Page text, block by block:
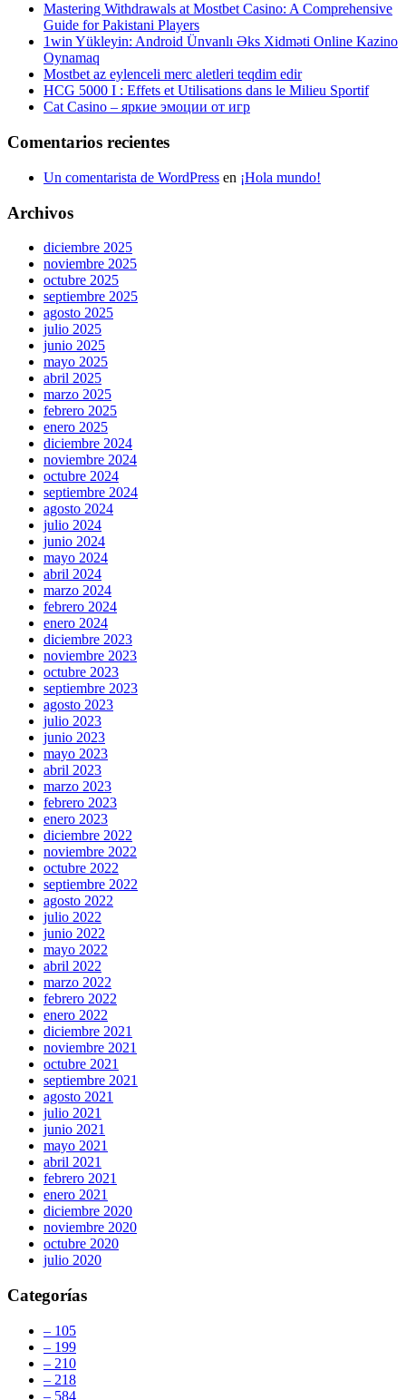
Mastering Withdrawals at Mostbet Casino: A Comprehensive
Guide for Pakistani Players
1win Yükleyin: Android Ünvanlı Əks Xidməti Online Kazino
Oynamaq
Mostbet az eylenceli merc aletleri teqdim edir
HCG 5000 I : Effets et Utilisations dans le Milieu Sportif
Cat Casino – яркие эмоции от игр
Comentarios recientes
Un comentarista de WordPress en ¡Hola mundo!
Archivos
diciembre 2025
noviembre 2025
octubre 2025
septiembre 2025
agosto 2025
julio 2025
junio 2025
mayo 2025
abril 2025
marzo 2025
febrero 2025
enero 2025
diciembre 2024
noviembre 2024
octubre 2024
septiembre 2024
agosto 2024
julio 2024
junio 2024
mayo 2024
abril 2024
marzo 2024
febrero 2024
enero 2024
diciembre 2023
noviembre 2023
octubre 2023
septiembre 2023
agosto 2023
julio 2023
junio 2023
mayo 2023
abril 2023
marzo 2023
febrero 2023
enero 2023
diciembre 2022
noviembre 2022
octubre 2022
septiembre 2022
agosto 2022
julio 2022
junio 2022
mayo 2022
abril 2022
marzo 2022
febrero 2022
enero 2022
diciembre 2021
noviembre 2021
octubre 2021
septiembre 2021
agosto 2021
julio 2021
junio 2021
mayo 2021
abril 2021
febrero 2021
enero 2021
diciembre 2020
noviembre 2020
octubre 2020
julio 2020
Categorías
– 105
– 199
– 210
– 218
– 584